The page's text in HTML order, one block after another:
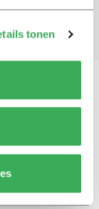
tonen
Aanmelden
Contact